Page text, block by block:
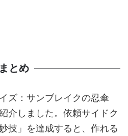
まとめ
ズ：サンブレイクの忍傘
介しました。依頼サイドク
技」を達成すると、作れる